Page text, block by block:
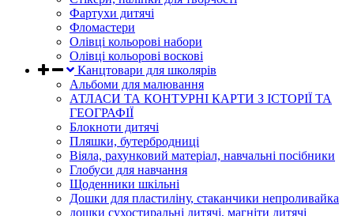
Фартухи дитячі
Фломастери
Олівці кольорові набори
Олівці кольорові воскові
Канцтовари для школярів
Альбоми для малювання
АТЛАСИ ТА КОНТУРНІ КАРТИ З ІСТОРІЇ ТА
ГЕОГРАФІЇ
Блокноти дитячі
Пляшки, бутербродниці
Віяла, рахунковий матеріал, навчальні посібники
Глобуси для навчання
Щоденники шкільні
Дошки для пластиліну, стаканчики непроливайка
дошки сухостиральні дитячі, магніти дитячі